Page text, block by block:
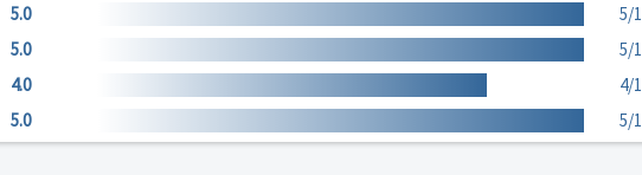
5.0
5/1
5.0
5/1
4.0
4/1
5.0 5/1